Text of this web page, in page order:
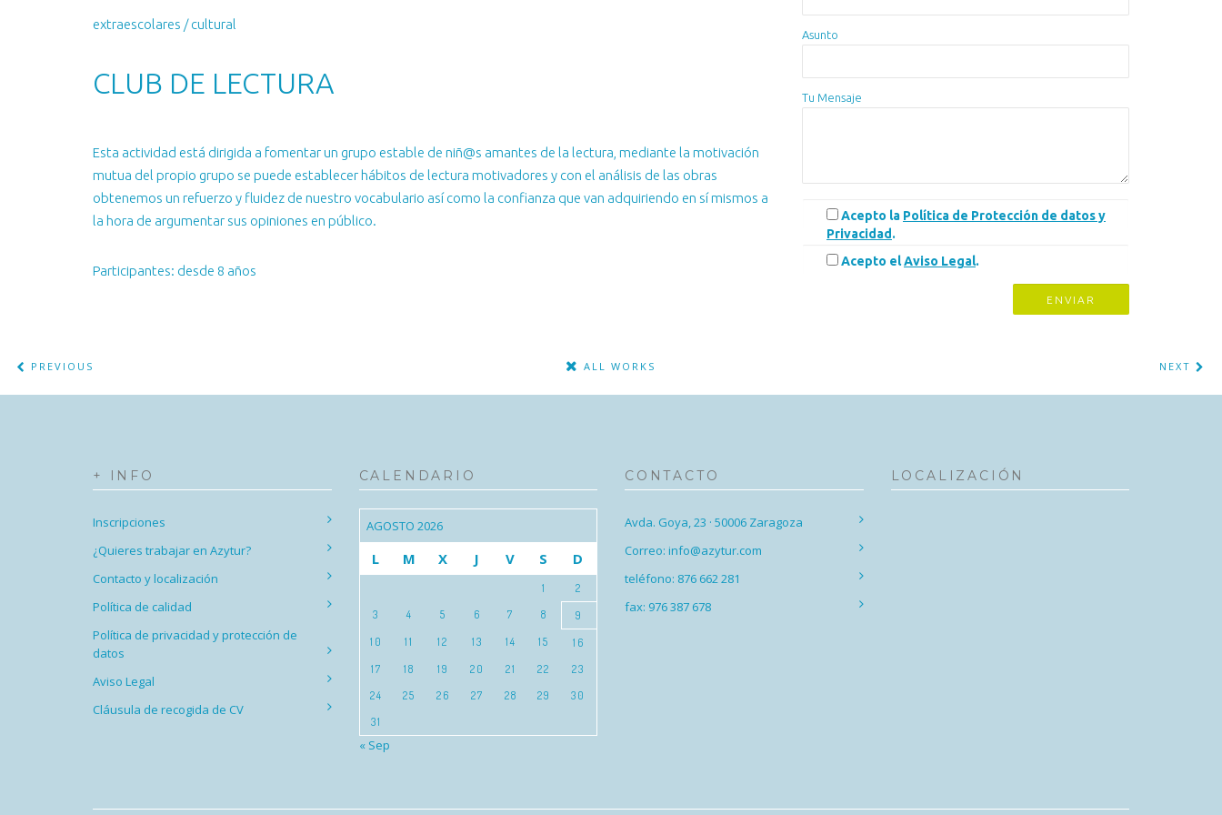
extraescolares / cultural
CLUB DE LECTURA
Esta actividad está dirigida a fomentar un grupo estable de niñ@s amantes de la lectura, mediante la motivación
mutua del propio grupo se puede establecer hábitos de lectura motivadores y con el análisis de las obras
obtenemos un refuerzo y fluidez de nuestro vocabulario así como la confianza que van adquiriendo en sí mismos a
la hora de argumentar sus opiniones en público.
Participantes: desde 8 años
Asunto
Tu Mensaje
Acepto la Política de Protección de datos y
Privacidad .
Acepto elAviso Legal.
PREVIOUS ALL WORKS NEXT
+ INFO
Inscripciones
¿Quieres trabajar en Azytur?
Contacto y localización
Política de calidad
Política de privacidad y protección de
datos
Aviso Legal
Cláusula de recogida de CV
CALENDARIO
AGOSTO 2026
L M X J V S D
1
2
3
4 5 6 7 8
9
10
11 12 13 14 15
16
17
18 19 20 21 22
23
24
25 26 27 28 29
30
31
« Sep
CONTACTO
Avda. Goya, 23 · 50006 Zaragoza
Correo: info@azytur.com
teléfono: 876 662 281
fax: 976 387 678
LOCALIZACIÓN